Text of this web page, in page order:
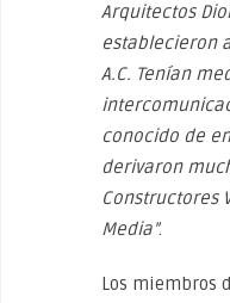
Arquitectos
establecieron
A.C. Tenían
conocido de
derivaron
Constructores
Media”.
Los miembros